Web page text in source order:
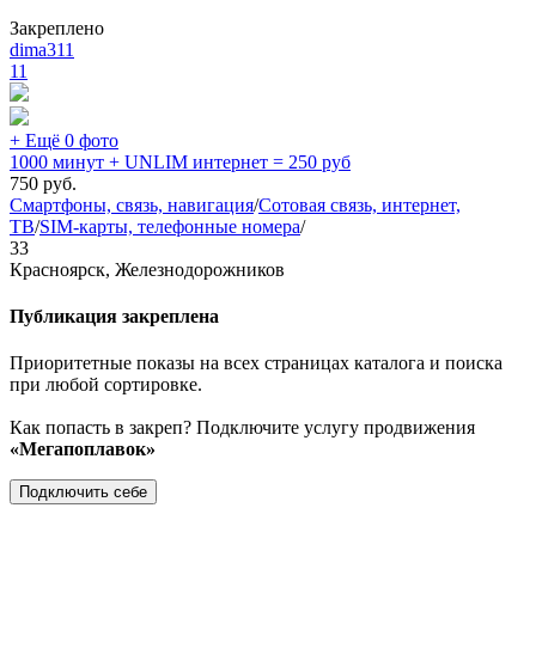
Закреплено
dima311
11
+ Ещё 0 фото
1000 минут + UNLIM интернет = 250 руб
750 руб.
Смартфоны, связь, навигация/Сотовая связь, интернет,
ТВ/SIM-карты, телефонные номера/
33
Красноярск, Железнодорожников
Публикация закреплена
Приоритетные показы на всех страницах каталога и поиска
при любой сортировке.
Как попасть в закреп? Подключите услугу продвижения
«Мегапоплавок»
Подключить себе